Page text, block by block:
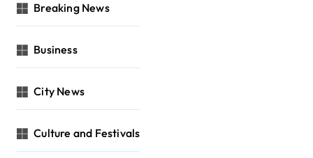
Breaking News
Business
City News
Culture and Festivals